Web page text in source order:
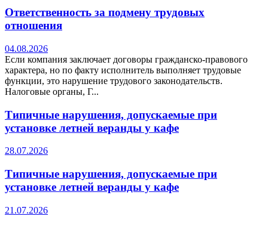
Ответственность за подмену трудовых
отношения
04.08.2026
Если компания заключает договоры гражданско-правового
характера, но по факту исполнитель выполняет трудовые
функции, это нарушение трудового законодательств.
Налоговые органы, Г...
Типичные нарушения, допускаемые при
установке летней веранды у кафе
28.07.2026
Типичные нарушения, допускаемые при
установке летней веранды у кафе
21.07.2026